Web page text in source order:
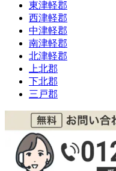
東津軽郡
西津軽郡
中津軽郡
南津軽郡
北津軽郡
上北郡
下北郡
三戸郡